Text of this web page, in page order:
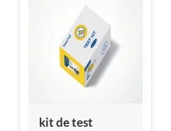
kit de test